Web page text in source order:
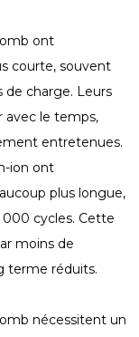
ont
courte, souvent
charge. Leurs
avec le temps,
entretenues.
ion ont
plus longue,
cycles. Cette
moins de
terme réduits.
nécessitent un